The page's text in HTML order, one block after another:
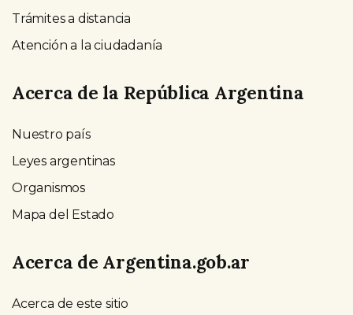
Trámites a distancia
Atención a la ciudadanía
Acerca de la República Argentina
Nuestro país
Leyes argentinas
Organismos
Mapa del Estado
Acerca de Argentina.gob.ar
Acerca de este sitio